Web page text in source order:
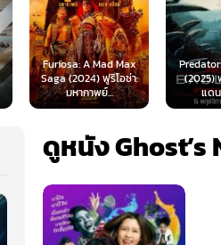
Furiosa: A Mad Max
Saga (2024) ฟูริโอซ่า:
มหากาพย์...
Predator:
(2025) พรีเดเตอ
แดนเถื่อน...
ดูหนัง Ghost’s